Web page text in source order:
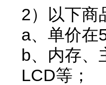
2）以下商
a、单价在
b、内存、
LCD等；